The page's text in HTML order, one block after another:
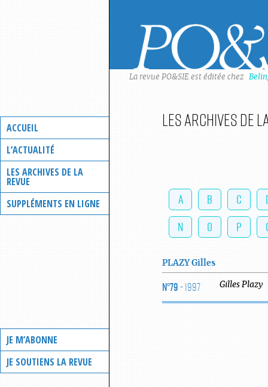
ACCUEIL
L’ACTUALITÉ
LES ARCHIVES DE LA
REVUE
SUPPLÉMENTS EN LIGNE
JE M’ABONNE
JE SOUTIENS LA REVUE
La revue PO&SIE est éditée chez
Les archives de
A B C
N
O P
PLAZY Gilles
N°79- 1997 Gilles Plazy